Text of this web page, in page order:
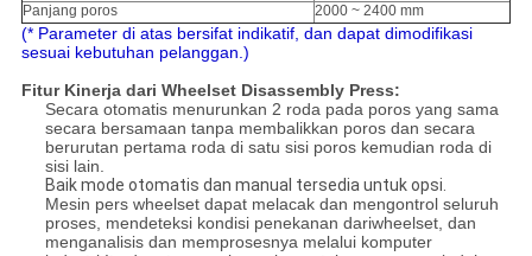
Panjang poros
2000 ~ 2400 mm
(* Parameter di atas bersifat indikatif, dan dapat dimodifikasi
sesuai kebutuhan pelanggan.)
Fitur Kinerja dari Wheelset Disassembly Press:
Secara otomatis menurunkan 2 roda pada poros yang sama
secara bersamaan tanpa membalikkan poros dan secara
berurutan pertama roda di satu sisi poros kemudian roda di
sisi lain.
Baik mode otomatis dan manual tersedia untuk opsi.
Mesin pers wheelset dapat melacak dan mengontrol seluruh
proses, mendeteksi kondisi penekanan dariwheelset, dan
menganalisis dan memprosesnya melalui komputer